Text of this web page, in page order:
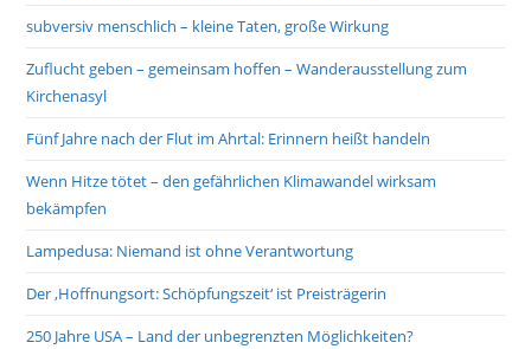
subversiv menschlich – kleine Taten, große Wirkung
Zuflucht geben – gemeinsam hoffen – Wanderausstellung zum
Kirchenasyl
Fünf Jahre nach der Flut im Ahrtal: Erinnern heißt handeln
Wenn Hitze tötet – den gefährlichen Klimawandel wirksam
bekämpfen
Lampedusa: Niemand ist ohne Verantwortung
Der ‚Hoffnungsort: Schöpfungszeit‘ ist Preisträgerin
250 Jahre USA – Land der unbegrenzten Möglichkeiten?